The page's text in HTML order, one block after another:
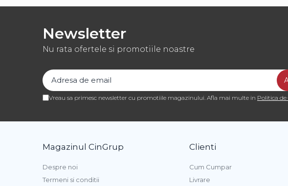
Baze si Mixuri Inghetata
Bastonase Lemn
Coji de Tarte
Amelioratori
Premixuri Panificatie
Newsletter
Nu rata ofertele si promotiile noastre
Vreau sa primesc newsletter cu promotiile magazinului. Afla mai multe in Politica
Magazinul CinGrup
Despre noi
Termeni si conditii
Clienti
Cum Cumpar
Livrare